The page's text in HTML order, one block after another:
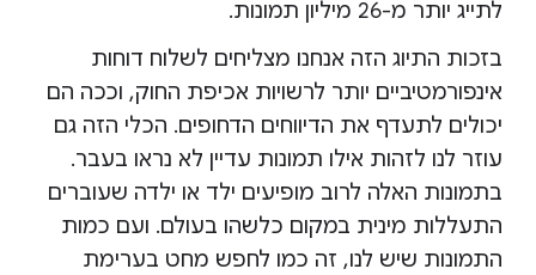
לתייג יותר מ-26 מיליון תמונות.
בזכות התיוג הזה אנחנו מצליחים לשלוח דוחות
אינפורמטיביים יותר לרשויות אכיפת החוק, וככה הם
יכולים לתעדף את הדיווחים הדחופים. הכלי הזה גם
עוזר לנו לזהות אילו תמונות עדיין לא נראו בעבר.
בתמונות האלה לרוב מופיעים ילד או ילדה שעוברים
התעללות מינית במקום כלשהו בעולם. ועם כמות
התמונות שיש לנו, זה כמו לחפש מחט בערימת